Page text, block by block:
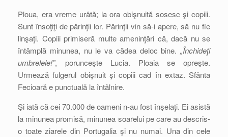
Ploua, era vreme urâtă; la ora obişnuită sosesc şi copiii.
Sunt însoţiţi de părinţii lor. Părinţii vin să-i apere, să nu fie
linşaţi. Copiii primiseră multe ameninţări că, dacă nu se
întâmplă minunea, nu le va cădea deloc bine. „Închideţi
umbrelele!”, porunceşte Lucia. Ploaia se opreşte.
Urmează fulgerul obişnuit şi copiii cad în extaz. Sfânta
Fecioară e punctuală la întâlnire.
Şi iată că cei 70.000 de oameni n-au fost înşelaţi. Ei asistă
la minunea promisă, minunea soarelui pe care au descris-
o toate ziarele din Portugalia şi nu numai. Una din cele